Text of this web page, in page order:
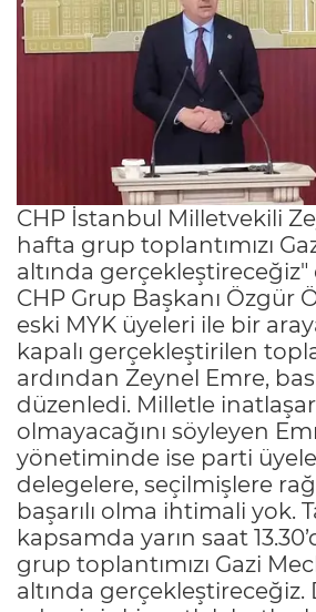
CHP İstanbul Milletvekili
hafta grup toplantımızı
altında gerçekleştireceğiz"
CHP Grup Başkanı Özgür
eski MYK üyeleri ile bir
kapalı gerçekleştirilen
ardından Zeynel Emre,
düzenledi. Milletle
olmayacağını söyleyen
yönetiminde ise parti
delegelere, seçilmişlere
başarılı olma ihtimali yok.
kapsamda yarın saat
grup toplantımızı Gazi
altında gerçekleştireceğiz.